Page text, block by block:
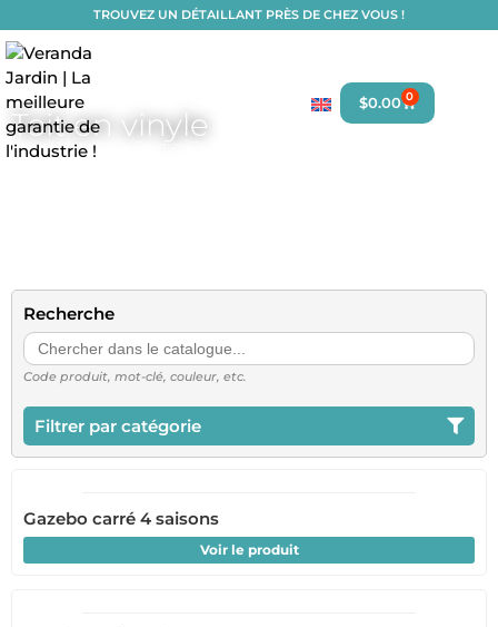
TROUVEZ UN DÉTAILLANT PRÈS DE CHEZ VOUS !
$0.00 0
Toit en vinyle
Accueil/Catalogue Gazebos
Recherche
Search
for:
Code produit, mot-clé, couleur, etc.
Filtrer par catégorie
Gazebo carré 4 saisons
Voir le produit